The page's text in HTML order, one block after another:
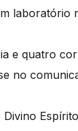
laboratório
e quatro
no